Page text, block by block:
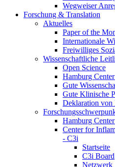
Wegweiser
Forschung & Translation
Aktuelles
Paper of the
Internationale
Freiwilliges
Wissenschaftliche
Open Science
Hamburg
Gute
Gute Klinische
Deklaration von
Hamburg
Center for
- C3i
Startseite
C3i Board
Netzwerk